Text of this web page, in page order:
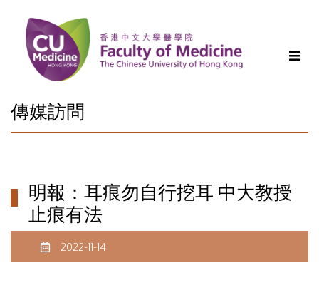
傳媒訪問
明報：耳痕勿自行挖耳 中大教授
止痕有法
2022-11-14